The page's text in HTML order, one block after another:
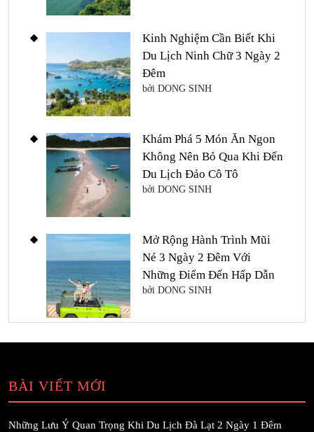
Kinh Nghiệm Cần Biết Khi
Du Lịch Ninh Chữ 3 Ngày 2
Đêm
bởi DONG SINH
Khám Phá 5 Món Ăn Ngon
Không Nên Bỏ Qua Khi Đến
Du Lịch Đảo Cô Tô
bởi DONG SINH
Mở Rộng Hành Trình Mũi
Né 3 Ngày 2 Đêm Với
Những Điểm Đến Hấp Dẫn
bởi DONG SINH
BÀI VIẾT MỚI
Những Lưu Ý Quan Trọng Khi Du Lịch Đà Lạt 2 Ngày 1 Đêm